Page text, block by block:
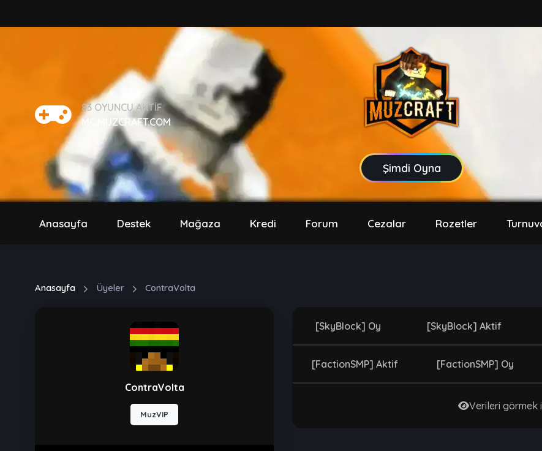
83 OYUNCU AKTIF
MC.MUZCRAFT.COM
Şimdi Oyna
Anasayfa Destek Mağaza Kredi Forum Cezalar Rozetler
Anasayfa Üyeler ContraVolta
ContraVolta
MuzVIP
[SkyBlock] Oy [SkyBlock] Aktif
[FactionSMP] Aktif [FactionSMP] Oy
Verileri görmek